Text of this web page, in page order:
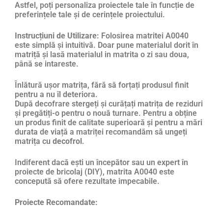
Astfel, poți personaliza proiectele tale în funcție de
preferințele tale și de cerințele proiectului.
Instrucțiuni de Utilizare: Folosirea matritei A0040
este simplă și intuitivă. Doar pune materialul dorit în
matriță și lasă materialul in matrita o zi sau doua,
până se intareste.
Înlătură ușor matrița, fără să forțați produsul finit
pentru a nu îl deteriora.
După decofrare stergeți și curățați matrița de reziduri
și pregătiți-o pentru o nouă turnare. Pentru a obține
un produs finit de calitate superioară și pentru a mări
durata de viață a matriței recomandăm să ungeți
matrița cu decofrol .
Indiferent dacă ești un începător sau un expert în
proiecte de bricolaj (DIY), matrita A0040 este
concepută să ofere rezultate impecabile.
Proiecte Recomandate: